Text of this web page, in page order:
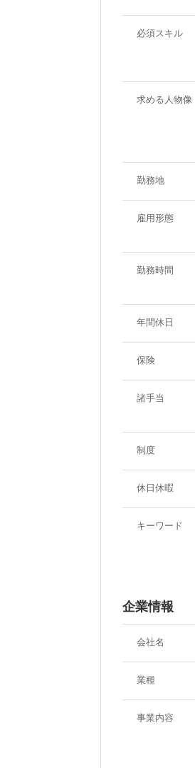
必須スキル
求める人物像
勤務地
雇用形態
勤務時間
年間休日
保険
諸手当
制度
休日休暇
キーワード
企業情報
会社名
業種
事業内容